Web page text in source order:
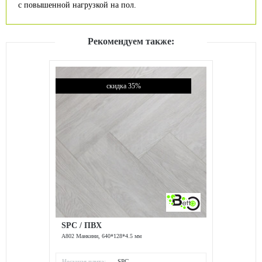
с повышенной нагрузкой на пол.
Рекомендуем также:
скидка 35%
SPC / ПВХ
A802 Манкини, 640*128*4.5 мм